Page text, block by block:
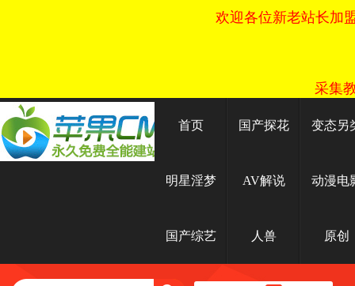
欢迎各位新老站长加
采集
首页 国产探花 变态另
明星淫梦 AV解说 动漫电
国产综艺 人兽 原创